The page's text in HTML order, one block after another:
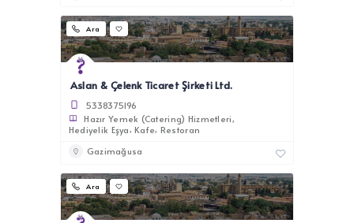
Ara
Aslan & Çelenk Ticaret Şirketi Ltd.
5338375196
Hazır Yemek (Catering) Hizmetleri
Hediyelik Eşya Kafe Restoran
Gazimağusa
Ara